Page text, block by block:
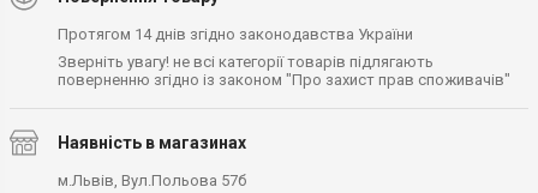
Протягом 14 днів згідно законодавства України
Зверніть увагу! не всі категорії товарів підлягають
поверненню згідно із законом "Про захист прав споживачів"
Наявність в магазинах
м.Львів, Вул.Польова 57б